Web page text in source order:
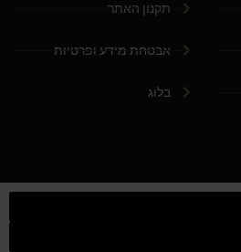
תקנון האתר
אבטחת מידע ופרטיות
בלוג